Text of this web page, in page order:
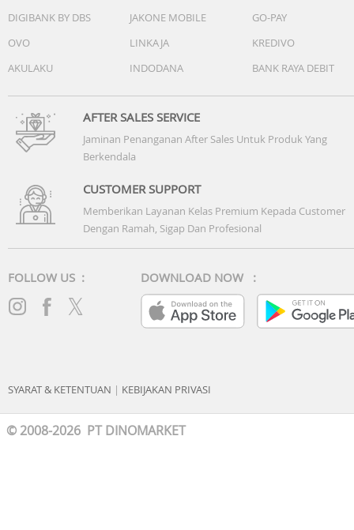
DIGIBANK BY DBS
JAKONE MOBILE
GO-PAY
OVO
LINKAJA
KREDIVO
AKULAKU
INDODANA BANK RAYA DEBIT
AFTER SALES SERVICE
Jaminan Penanganan After Sales Untuk Produk Yang
Berkendala
CUSTOMER SUPPORT
Memberikan Layanan Kelas Premium Kepada Customer
Dengan Ramah, Sigap Dan Profesional
FOLLOW US : DOWNLOAD NOW :
SYARAT & KETENTUAN | KEBIJAKAN PRIVASI
© 2008-2026 PT DINOMARKET